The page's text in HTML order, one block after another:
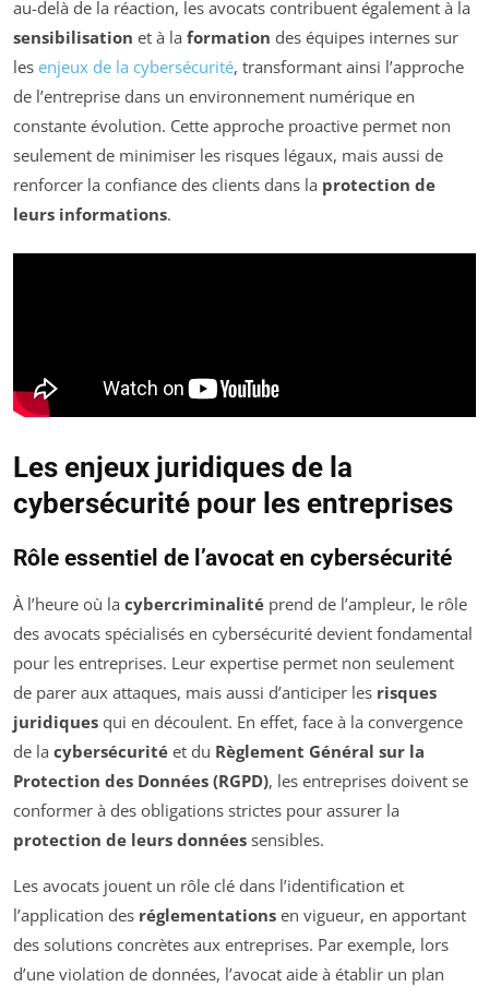
au-delà de la réaction, les avocats contribuent également à la
sensibilisation et à la formation des équipes internes sur
les enjeux de la cybersécurité, transformant ainsi l’approche
de l’entreprise dans un environnement numérique en
constante évolution. Cette approche proactive permet non
seulement de minimiser les risques légaux, mais aussi de
renforcer la confiance des clients dans la protection de
leurs informations.
Les enjeux juridiques de la
cybersécurité pour les entreprises
Rôle essentiel de l’avocat en cybersécurité
À l’heure où la cybercriminalité prend de l’ampleur, le rôle
des avocats spécialisés en cybersécurité devient fondamental
pour les entreprises. Leur expertise permet non seulement
de parer aux attaques, mais aussi d’anticiper les risques
juridiques qui en découlent. En effet, face à la convergence
de la cybersécurité et du Règlement Général sur la
Protection des Données (RGPD), les entreprises doivent se
conformer à des obligations strictes pour assurer la
protection de leurs données sensibles.
Les avocats jouent un rôle clé dans l’identification et
l’application des réglementations en vigueur, en apportant
des solutions concrètes aux entreprises. Par exemple, lors
d’une violation de données, l’avocat aide à établir un plan